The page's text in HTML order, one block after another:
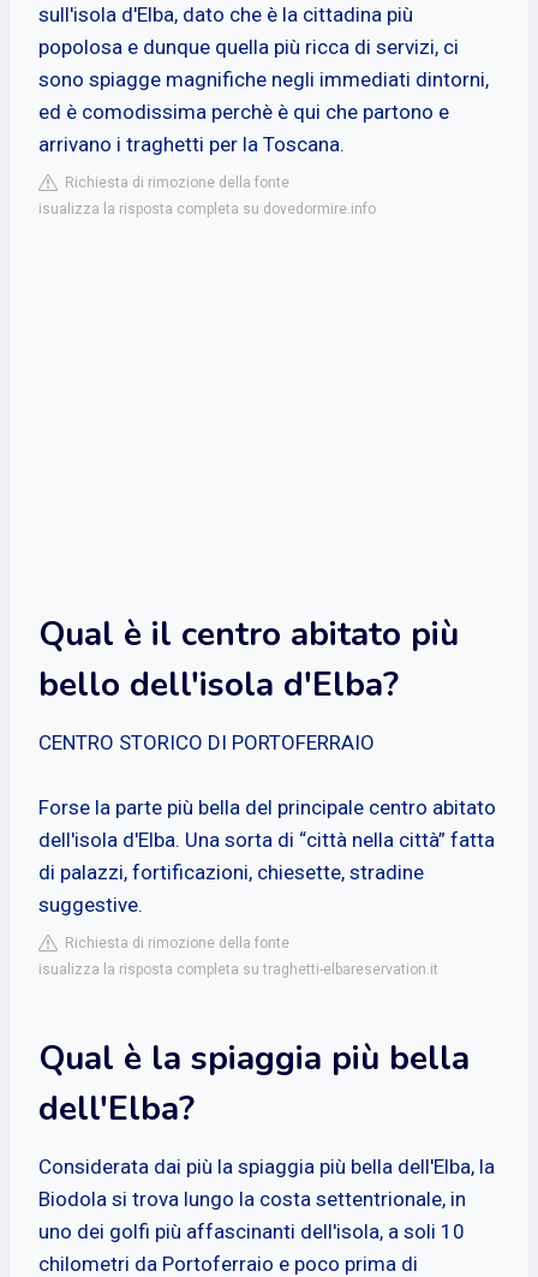
sull'isola d'Elba, dato che è la cittadina più
popolosa e dunque quella più ricca di servizi, ci
sono spiagge magnifiche negli immediati dintorni,
ed è comodissima perchè è qui che partono e
arrivano i traghetti per la Toscana.
Richiesta di rimozione della fonte
isualizza la risposta completa su dovedormire.info
Qual è il centro abitato più
bello dell'isola d'Elba?
CENTRO STORICO DI PORTOFERRAIO
Forse la parte più bella del principale centro abitato
dell'isola d'Elba. Una sorta di “città nella città” fatta
di palazzi, fortificazioni, chiesette, stradine
suggestive.
Richiesta di rimozione della fonte
isualizza la risposta completa su traghetti-elbareservation.it
Qual è la spiaggia più bella
dell'Elba?
Considerata dai più la spiaggia più bella dell'Elba, la
Biodola si trova lungo la costa settentrionale, in
uno dei golfi più affascinanti dell'isola, a soli 10
chilometri da Portoferraio e poco prima di